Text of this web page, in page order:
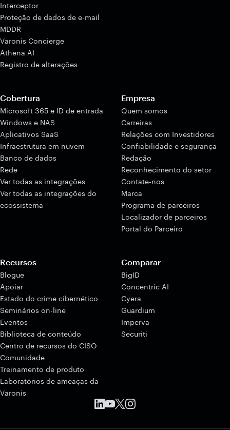
Interceptor
Proteção de dados de e-mail
MDDR
Varonis Concierge
Athena AI
Registro de alterações
Cobertura
Microsoft 365 e ID de entrada
Windows e NAS
Aplicativos SaaS
Infraestrutura em nuvem
Banco de dados
Rede
Ver todas as integrações
Ver todas as integrações do
ecossistema
Empresa
Quem somos
Carreiras
Relações com Investidores
Confiabilidade e segurança
Redação
Reconhecimento do setor
Contate-nos
Marca
Programa de parceiros
Localizador de parceiros
Portal do Parceiro
Recursos
Blogue
Apoiar
Estado do crime cibernético
Seminários on-line
Eventos
Biblioteca de conteúdo
Centro de recursos do CISO
Comunidade
Treinamento de produto
Laboratórios de ameaças da
Varonis
Comparar
BigID
Concentric AI
Cyera
Guardium
Imperva
Securiti